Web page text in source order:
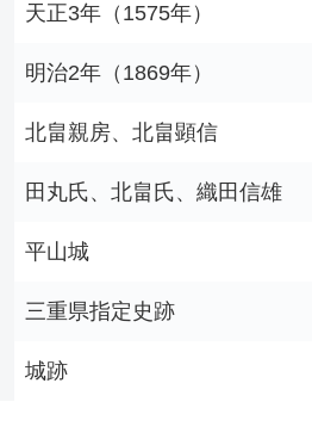
天正3年（1575年）
明治2年（1869年）
北畠親房、北畠顕信
田丸氏、北畠氏、織田信雄
平山城
三重県指定史跡
城跡